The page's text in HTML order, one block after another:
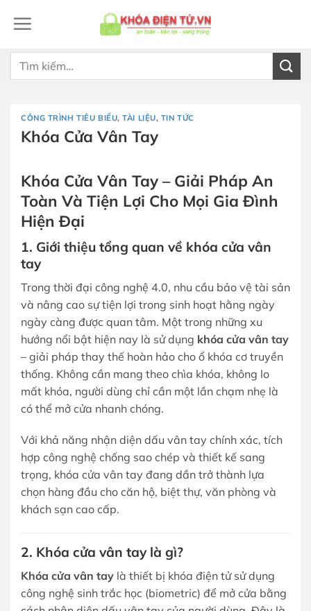
qua
dung
Tìm
CÔNG TRÌNH TIÊU BIỂU,TÀI LIỆU, TIN TỨC
Khóa Cửa Vân Tay
Khóa Cửa Vân Tay – Giải Pháp An
Toàn Và Tiện Lợi Cho Mọi Gia Đình
Hiện Đại
1. Giới thiệu tổng quan về khóa cửa vân
tay
Trong thời đại công nghệ 4.0, nhu cầu bảo vệ tài sản
và nâng cao sự tiện lợi trong sinh hoạt hằng ngày
ngày càng được quan tâm. Một trong những xu
hướng nổi bật hiện nay là sử dụng khóa cửa vân tay
– giải pháp thay thế hoàn hảo cho ổ khóa cơ truyền
thống. Không cần mang theo chìa khóa, không lo
mất khóa, người dùng chỉ cần một lần chạm nhẹ là
có thể mở cửa nhanh chóng.
Với khả năng nhận diện dấu vân tay chính xác, tích
hợp công nghệ chống sao chép và thiết kế sang
trọng, khóa cửa vân tay đang dần trở thành lựa
chọn hàng đầu cho căn hộ, biệt thự, văn phòng và
khách sạn cao cấp.
2. Khóa cửa vân tay là gì?
Khóa cửa vân tay là thiết bị khóa điện tử sử dụng
công nghệ sinh trắc học (biometric) để mở cửa bằng